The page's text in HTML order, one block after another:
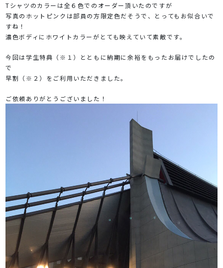
Tシャツのカラーは全６色でのオーダー頂いたのですが
写真のホットピンクは部員の方限定色だそうで、とってもお似合いで
すね！
濃色ボディにホワイトカラーがとても映えていて素敵です。
今回は学生特典（※１）とともに納期に余裕をもったお届けでしたの
で
早割（※２）をご利用いただきました。
ご依頼ありがとうございました！